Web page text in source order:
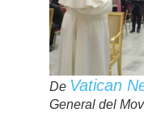
De Vatican
General del